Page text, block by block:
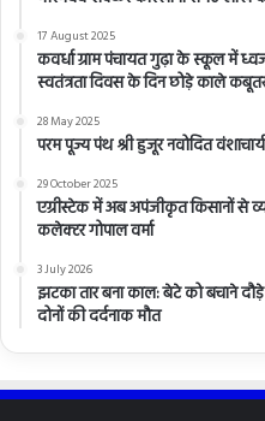
17 August 2025
कवर्धा ग्राम पंचायत गुढ़ा के स्कूल में
स्वतंत्रता दिवस के दिन छोड़े काले
28 May 2025
परम पूज्य पंथ श्री हुजूर नवोदित
29 October 2025
एग्रीस्टेक में अब अपंजीकृत किसानों से
कलेक्टर गोपाल वर्मा
3 July 2026
झटका तार बना काल: बेटे को बचाने
दोनों की दर्दनाक मौत